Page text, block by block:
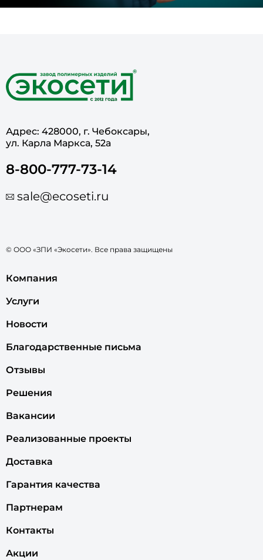
Адрес: 428000, г. Чебоксары,
ул. Карла Маркса, 52а
8-800-777-73-14
sale@ecoseti.ru
© ООО «ЗПИ «Экосети». Все права защищены
Компания
Услуги
Новости
Благодарственные письма
Отзывы
Решения
Вакансии
Реализованные проекты
Доставка
Гарантия качества
Партнерам
Контакты
Акции